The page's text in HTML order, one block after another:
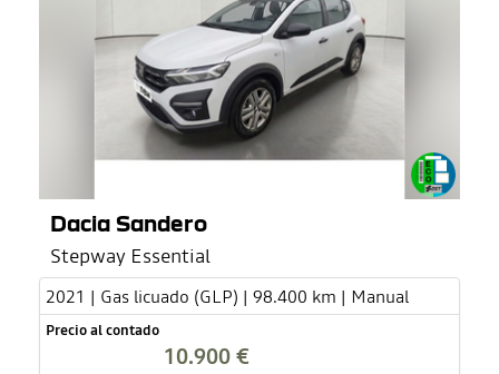
Dacia Sandero
Stepway Essential
2021 | Gas licuado (GLP) | 98.400 km | Manual
Precio al contado
10.900 €